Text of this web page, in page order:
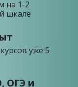
на 1-2
шкале
уже 5
ОГЭ и